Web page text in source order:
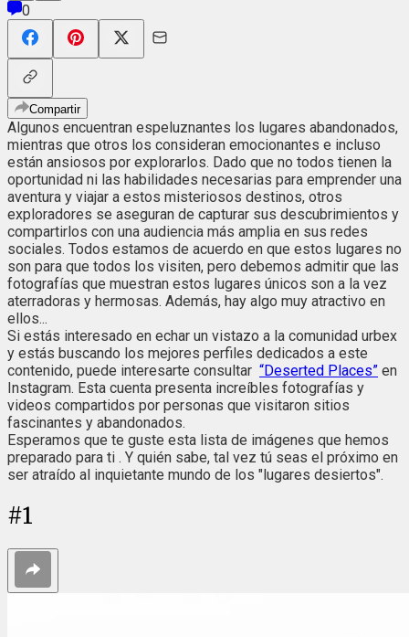
0
Compartir
Algunos encuentran espeluznantes los lugares abandonados,
mientras que otros los consideran emocionantes e incluso
están ansiosos por explorarlos. Dado que no todos tienen la
oportunidad ni las habilidades necesarias para emprender una
aventura y viajar a estos misteriosos destinos, otros
exploradores se aseguran de capturar sus descubrimientos y
compartirlos con una audiencia más amplia en sus redes
sociales. Todos estamos de acuerdo en que estos lugares no
son para que todos los visiten, pero debemos admitir que las
fotografías que muestran estos lugares únicos son a la vez
aterradoras y hermosas. Además, hay algo muy atractivo en
ellos...
Si estás interesado en echar un vistazo a la comunidad urbex
y estás buscando los mejores perfiles dedicados a este
contenido, puede interesarte consultar “Deserted Places” en
Instagram. Esta cuenta presenta increíbles fotografías y
videos compartidos por personas que visitaron sitios
fascinantes y abandonados.
Esperamos que te guste esta lista de imágenes que hemos
preparado para ti . Y quién sabe, tal vez tú seas el próximo en
ser atraído al inquietante mundo de los "lugares desiertos".
#1